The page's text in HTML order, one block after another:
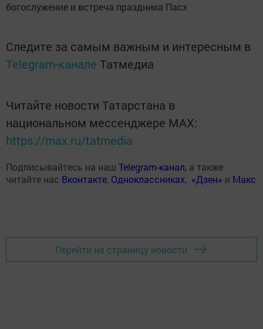
богослужение и встреча праздника Пасх
Следите за самым важным и интересным в
Telegram-канале Татмедиа
Читайте новости Татарстана в
национальном мессенджере MАХ:
https://max.ru/tatmedia
Подписывайтесь на наш Telegram-канал, а также
читайте нас Вконтакте, Одноклассниках, «Дзен» и Макс
Перейти на страницу новости